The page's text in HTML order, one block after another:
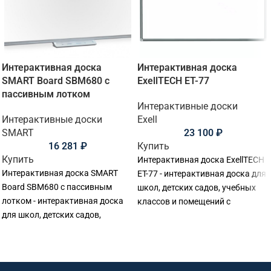
Интерактивная доска
SMART Board SBM680 с
пассивным лотком
Интерактивные доски
SMART
16 281 ₽
Купить
Интерактивная доска SMART
Board SBM680 с пассивным
лотком - интерактивная доска
для школ, детских садов,
Интерактивная доска
ExellTECH ET-77
Интерактивные доски
Exell
23 100 ₽
Купить
Интерактивная доска ExellTECH
ET-77 - интерактивная доска для
школ, детских садов, учебных
классов и помещений с